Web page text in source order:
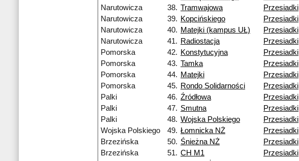
Narutowicza
38. Tramwajowa
Przesiadki
Narutowicza
39. Kopcińskiego
Przesiadki
Narutowicza
40. Matejki (kampus UŁ)
Przesiadki
Narutowicza
41. Radiostacja
Przesiadki
Pomorska
42. Konstytucyjna
Przesiadki
Pomorska
43. Tamka
Przesiadki
Pomorska
44. Matejki
Przesiadki
Pomorska
45. Rondo Solidarności
Przesiadki
Palki
46. Źródłowa
Przesiadki
Palki
47. Smutna
Przesiadki
Palki
48. Wojska Polskiego
Przesiadki
Wojska Polskiego
49. Łomnicka NŻ
Przesiadki
Brzezińska
50. Śnieżna NŻ
Przesiadki
Brzezińska
51. CH M1
Przesiadki